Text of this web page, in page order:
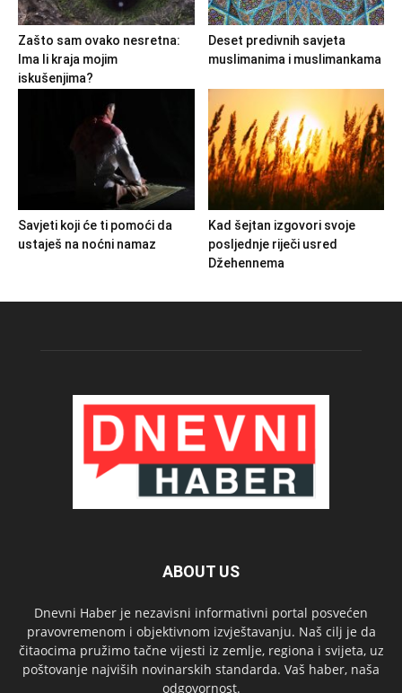
Zašto sam ovako nesretna:
Ima li kraja mojim
iskušenjima?
Deset predivnih savjeta
muslimanima i muslimankama
Savjeti koji će ti pomoći da
ustaješ na noćni namaz
Kad šejtan izgovori svoje
posljednje riječi usred
Džehennema
ABOUT US
Dnevni Haber je nezavisni informativni portal posvećen
pravovremenom i objektivnom izvještavanju. Naš cilj je da
čitaocima pružimo tačne vijesti iz zemlje, regiona i svijeta, uz
poštovanje najviših novinarskih standarda. Vaš haber, naša
odgovornost.